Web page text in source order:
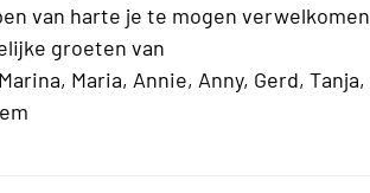
van harte je te mogen
groeten van
Maria, Annie, Anny, Gerd,